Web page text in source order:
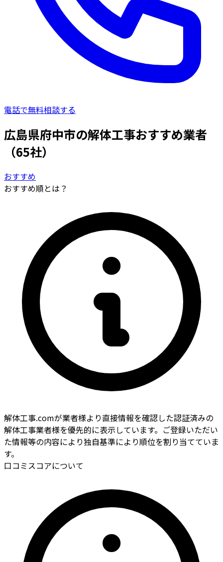
電話で無料相談する
広島県府中市の解体工事おすすめ業者
（65社）
おすすめ
おすすめ順とは？
解体工事.comが業者様より直接情報を確認した認証済みの
解体工事業者様を優先的に表示しています。ご登録いただい
た情報等の内容により独自基準により順位を割り当てていま
す。
口コミスコアについて